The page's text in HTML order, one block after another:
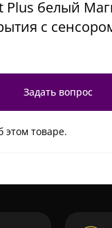
Plus белый
с
Задать вопрос
этом товаре.